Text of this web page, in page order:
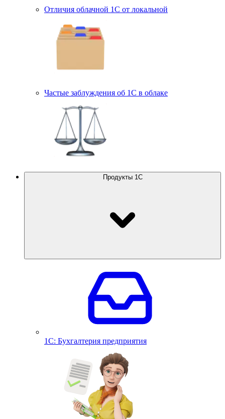
Отличия облачной 1С от локальной
Частые заблуждения об 1С в облаке
Продукты 1С
1С: Бухгалтерия предприятия